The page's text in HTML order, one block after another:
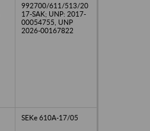
992700/611/513/20
17-SAK; UNP: 2017-
00054755, UNP
2026-00167822
SEKe 610A-17/05